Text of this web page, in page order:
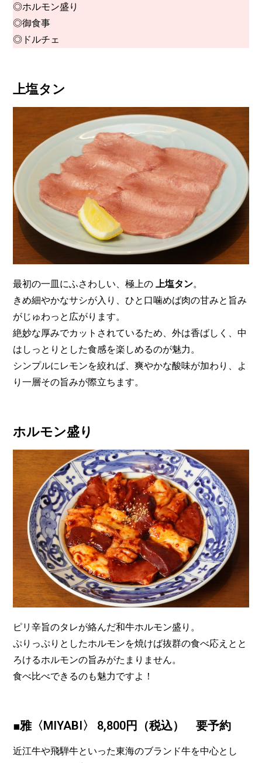
◎ホルモン盛り
◎御食事
◎ドルチェ
上塩タン
最初の一皿にふさわしい、極上の 上塩タン。
きめ細やかなサシが入り、ひと口噛めば肉の甘みと旨み
がじゅわっと広がります。
絶妙な厚みでカットされているため、外は香ばしく、中
はしっとりとした食感を楽しめるのが魅力。
シンプルにレモンを絞れば、爽やかな酸味が加わり、よ
り一層その旨みが際立ちます。
ホルモン盛り
ピリ辛旨のタレが絡んだ和牛ホルモン盛り。
ぷりっぷりとしたホルモンを焼けば抜群の食べ応えとと
ろけるホルモンの旨みがたまりません。
食べ比べできるのも魅力ですよ！
■雅〈MIYABI〉 8,800円（税込） 要予約
近江牛や飛騨牛といった東海のブランド牛を中心とし